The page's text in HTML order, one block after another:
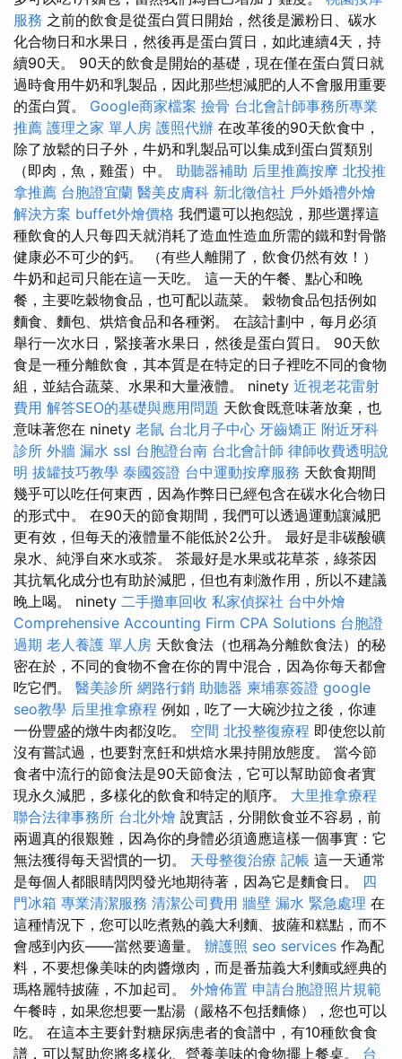
服務 之前的飲食是從蛋白質日開始，然後是澱粉日、碳水
化合物日和水果日，然後再是蛋白質日，如此連續4天，持
續90天。 90天的飲食是開始的基礎，現在僅在蛋白質日就
過時食用牛奶和乳製品，因此那些想減肥的人不會服用重要
的蛋白質。 Google商家檔案 撿骨 台北會計師事務所專業
推薦 護理之家 單人房 護照代辦 在改革後的90天飲食中，
除了放鬆的日子外，牛奶和乳製品可以集成到蛋白質類別
（即肉，魚，雞蛋）中。 助聽器補助 后里推薦按摩 北投推
拿推薦 台胞證宜蘭 醫美皮膚科 新北徵信社 戶外婚禮外燴
解決方案 buffet外燴價格 我們還可以抱怨說，那些選擇這
種飲食的人只每四天就消耗了造血性造血所需的鐵和對骨骼
健康必不可少的鈣。 （有些人離開了，飲食仍然有效！）
牛奶和起司只能在這一天吃。 這一天的午餐、點心和晚
餐，主要吃穀物食品，也可配以蔬菜。 穀物食品包括例如
麵食、麵包、烘焙食品和各種粥。 在該計劃中，每月必須
舉行一次水日，緊接著水果日，然後是蛋白質日。 90天飲
食是一種分離飲食，其本質是在特定的日子裡吃不同的食物
組，並結合蔬菜、水果和大量液體。 ninety 近視老花雷射
費用 解答SEO的基礎與應用問題 天飲食既意味著放棄，也
意味著您在 ninety 老鼠 台北月子中心 牙齒矯正 附近牙科
診所 外牆 漏水 ssl 台胞證台南 台北會計師 律師收費透明說
明 拔罐技巧教學 泰國簽證 台中運動按摩服務 天飲食期間
幾乎可以吃任何東西，因為作弊日已經包含在碳水化合物日
的形式中。 在90天的節食期間，我們可以透過運動讓減肥
更有效，但每天的液體量不能低於2公升。 最好是非碳酸礦
泉水、純淨自來水或茶。 茶最好是水果或花草茶，綠茶因
其抗氧化成分也有助於減肥，但也有刺激作用，所以不建議
晚上喝。 ninety 二手攤車回收 私家偵探社 台中外燴
Comprehensive Accounting Firm CPA Solutions 台胞證
過期 老人養護 單人房 天飲食法（也稱為分離飲食法）的秘
密在於，不同的食物不會在你的胃中混合，因為你每天都會
吃它們。 醫美診所 網路行銷 助聽器 柬埔寨簽證 google
seo教學 后里推拿療程 例如，吃了一大碗沙拉之後，你連
一份豐盛的燉牛肉都沒吃。 空間 北投整復療程 即使您以前
沒有嘗試過，也要對烹飪和烘焙水果持開放態度。 當今節
食者中流行的節食法是90天節食法，它可以幫助節食者實
現永久減肥，多樣化的飲食和特定的順序。 大里推拿療程
聯合法律事務所 台北外燴 說實話，分開飲食並不容易，前
兩週真的很艱難，因為你的身體必須適應這樣一個事實：它
無法獲得每天習慣的一切。 天母整復治療 記帳 這一天通常
是每個人都眼睛閃閃發光地期待著，因為它是麵食日。 四
門冰箱 專業清潔服務 清潔公司費用 牆壁 漏水 緊急處理 在
這種情況下，您可以吃煮熟的義大利麵、披薩和糕點，而不
會感到內疚——當然要適量。 辦護照 seo services 作為配
料，不要想像美味的肉醬燉肉，而是番茄義大利麵或經典的
瑪格麗特披薩，不加起司。 外燴佈置 申請台胞證照片規範
午餐時，如果您想要一點湯（嚴格不包括麵條），您也可以
吃。 在這本主要針對糖尿病患者的食譜中，有10種飲食食
譜，可以幫助您將多樣化、營養美味的食物擺上餐桌。 台